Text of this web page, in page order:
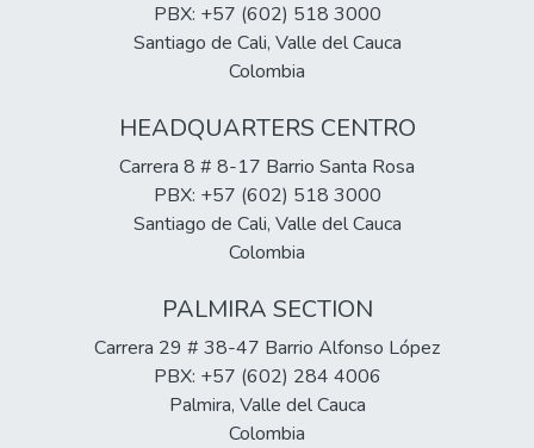
PBX: +57 (602) 518 3000
Santiago de Cali, Valle del Cauca
Colombia
HEADQUARTERS CENTRO
Carrera 8 # 8-17 Barrio Santa Rosa
PBX: +57 (602) 518 3000
Santiago de Cali, Valle del Cauca
Colombia
PALMIRA SECTION
Carrera 29 # 38-47 Barrio Alfonso López
PBX: +57 (602) 284 4006
Palmira, Valle del Cauca
Colombia